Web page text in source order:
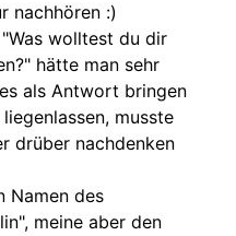
nachhören :)
wolltest du dir
hätte man sehr
als Antwort bringen
musste
drüber nachdenken
Namen des
meine aber den